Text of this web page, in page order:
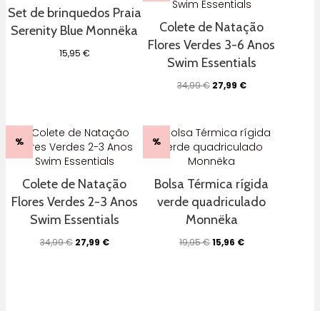
Set de brinquedos Praia
Serenity Blue Monnëka
15,95 €
Colete de Natação
Flores Verdes 3-6 Anos
Swim Essentials
34,99€ O
34,99 €.
27,99 €O
27,99 €.
%
Colete de Natação
Flores Verdes 2-3 Anos
Swim Essentials
34,99€ O
27,99 €O
%
Bolsa Térmica rígida
verde quadriculado
Monnëka
19,95€O
15,96 €O